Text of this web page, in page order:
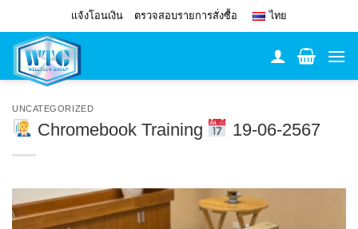
to
content
แจ้งโอนเงิน ตรวจสอบรายการสั่งซื้อ ไทย
UNCATEGORIZED
Chromebook Training 19-06-2567